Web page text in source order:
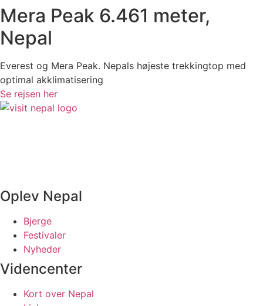
Mera Peak 6.461 meter,
Nepal
Everest og Mera Peak. Nepals højeste trekkingtop med
optimal akklimatisering
Se rejsen her
Oplev Nepal
Bjerge
Festivaler
Nyheder
Videncenter
Kort over Nepal